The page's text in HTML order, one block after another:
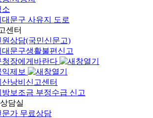
소
대문구 사유지 도로
센터
원상담(국민신문고)
대문구생활불편신고
청장에게바란다
익제보
산낭비신고센터
방보조금 부정수급 신고
담실
문가 무료상담